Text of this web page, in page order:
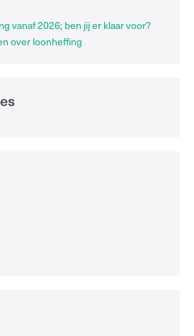
vanaf 2026; ben jij er klaar voor?
over loonheffing